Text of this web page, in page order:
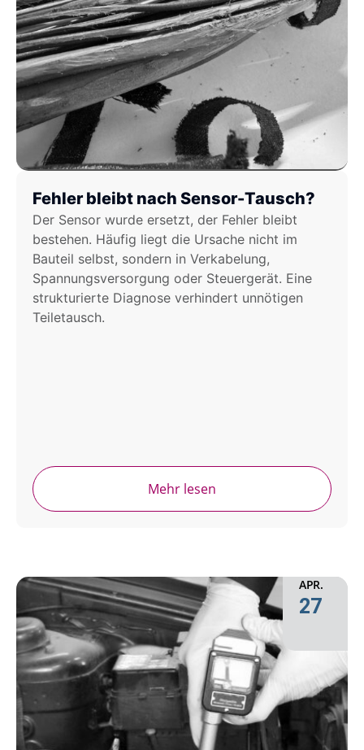
Fehler bleibt nach Sensor-Tausch?
Der Sensor wurde ersetzt, der Fehler bleibt
bestehen. Häufig liegt die Ursache nicht im
Bauteil selbst, sondern in Verkabelung,
Spannungsversorgung oder Steuergerät. Eine
strukturierte Diagnose verhindert unnötigen
Teiletausch.
Mehr lesen
APR.
27